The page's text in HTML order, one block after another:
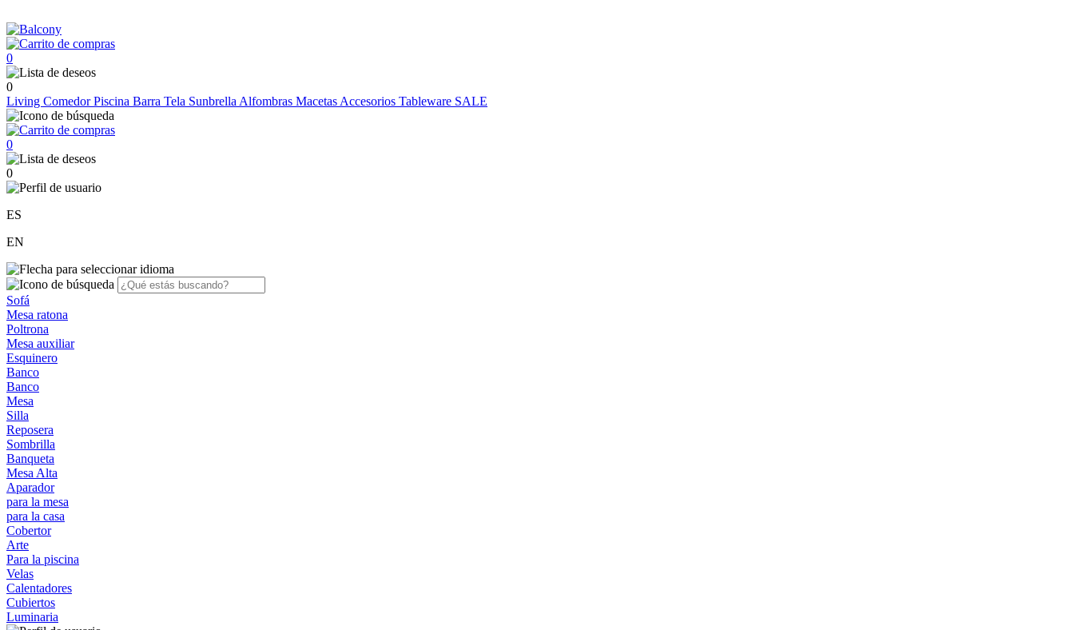
0
0
Living ComedorPiscina Barra Tela Sunbrella Alfombras Macetas Accesorios Tableware SALE
0
0
ES
EN
Sofá
Mesa ratona
Poltrona
Mesa auxiliar
Esquinero
Banco
Banco
Mesa
Silla
Reposera
Sombrilla
Banqueta
Mesa Alta
Aparador
para la mesa
para la casa
Cobertor
Arte
Para la piscina
Velas
Calentadores
Cubiertos
Luminaria